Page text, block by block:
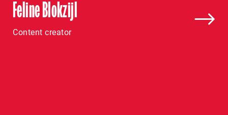
Feline Blokzijl
Content creator